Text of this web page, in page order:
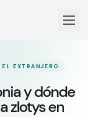
EL EXTRANJERO
y dónde
zlotys en